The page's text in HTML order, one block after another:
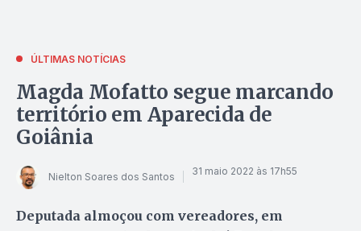
ÚLTIMAS NOTÍCIAS
Magda Mofatto segue marcando
território em Aparecida de
Goiânia
Nielton Soares dos Santos 31 maio 2022 às 17h55
Deputada almoçou com vereadores, em